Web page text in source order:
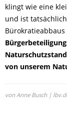
klingt wie eine
und ist
Bürokratieabbaus
von unserem
von Anne Busch |